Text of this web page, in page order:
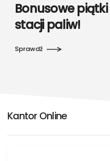
Bonusowe
stacji paliw!
Sprawdź
Kantor Online